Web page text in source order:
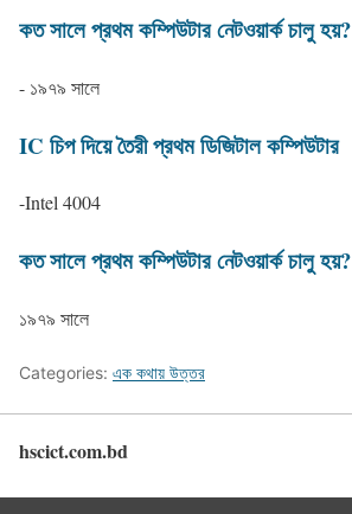
কত সালে প্রথম কম্পিউটার নেটওয়ার্ক চালু হয়?
- ১৯৭৯ সালে
IC চিপ দিয়ে তৈরী প্রথম ডিজিটাল কম্পিউটার
-Intel 4004
কত সালে প্রথম কম্পিউটার নেটওয়ার্ক চালু হয়?
১৯৭৯ সালে
Categories: এক কথায় উত্তর
hscict.com.bd